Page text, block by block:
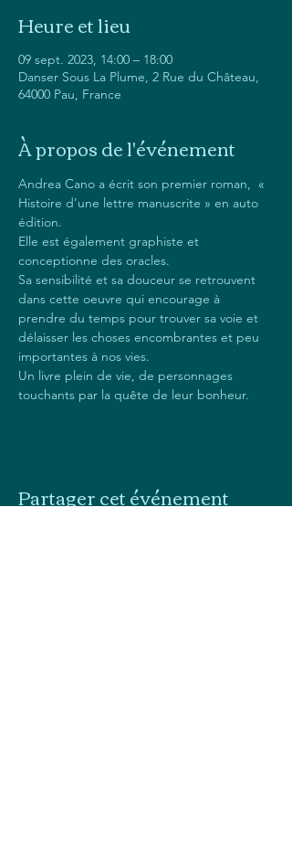
Heure et lieu
09 sept. 2023, 14:00 – 18:00
Danser Sous La Plume, 2 Rue du Château,
64000 Pau, France
À propos de l'événement
Andrea Cano a écrit son premier roman,  «
Histoire d’une lettre manuscrite » en auto
édition.
Elle est également graphiste et
conceptionne des oracles.
Sa sensibilité et sa douceur se retrouvent
dans cette oeuvre qui encourage à
prendre du temps pour trouver sa voie et
délaisser les choses encombrantes et peu
importantes à nos vies.
Un livre plein de vie, de personnages
touchants par la quête de leur bonheur.
Partager cet événement